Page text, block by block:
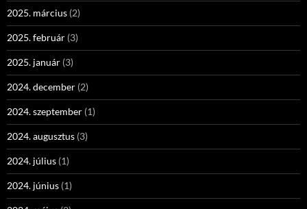
2025. március (2)
2025. február (3)
2025. január (3)
2024. december (2)
2024. szeptember (1)
2024. augusztus (3)
2024. július (1)
2024. június (1)